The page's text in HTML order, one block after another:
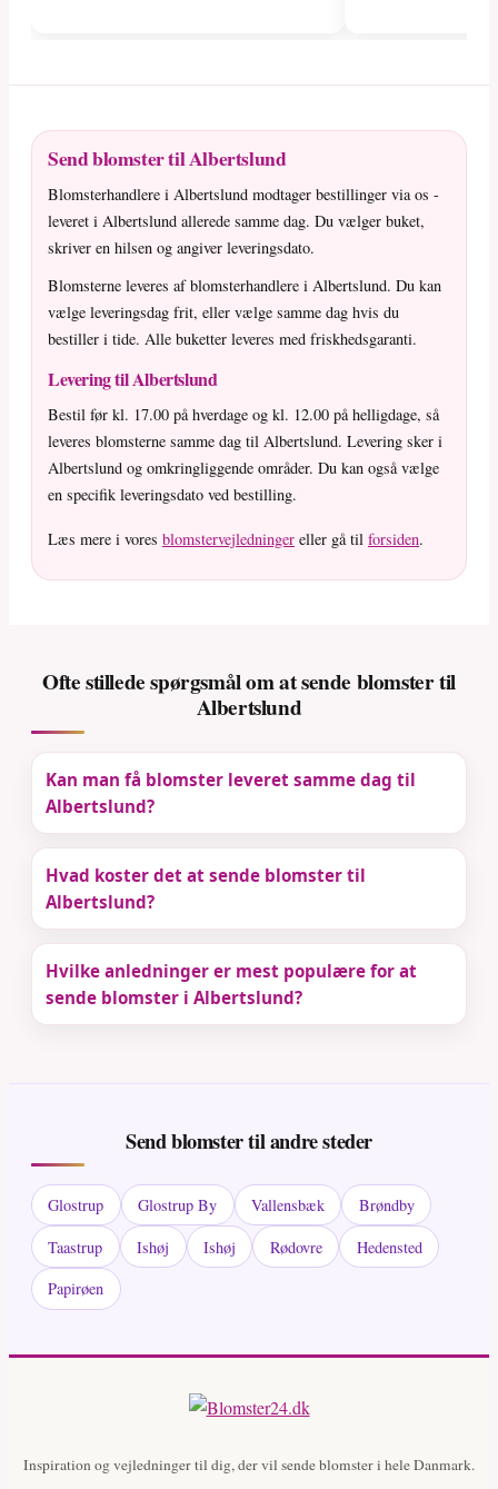
Send blomster til Albertslund
Blomsterhandlere i Albertslund modtager bestillinger via os -
leveret i Albertslund allerede samme dag. Du vælger buket,
skriver en hilsen og angiver leveringsdato.
Blomsterne leveres af blomsterhandlere i Albertslund. Du kan
vælge leveringsdag frit, eller vælge samme dag hvis du
bestiller i tide. Alle buketter leveres med friskhedsgaranti.
Levering til Albertslund
Bestil før kl. 17.00 på hverdage og kl. 12.00 på helligdage, så
leveres blomsterne samme dag til Albertslund. Levering sker i
Albertslund og omkringliggende områder. Du kan også vælge
en specifik leveringsdato ved bestilling.
Læs mere i vores blomstervejledninger eller gå til forsiden.
Ofte stillede spørgsmål om at sende blomster til
Albertslund
Kan man få blomster leveret samme dag til
Albertslund?
Hvad koster det at sende blomster til
Albertslund?
Hvilke anledninger er mest populære for at
sende blomster i Albertslund?
Send blomster til andre steder
Glostrup Glostrup By Vallensbæk
Brøndby
Taastrup
Ishøj Ishøj Rødovre
Hedensted
Papirøen
Inspiration og vejledninger til dig, der vil sende blomster i hele Danmark.